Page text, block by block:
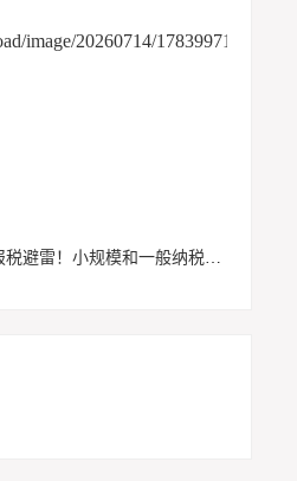
苏州企业报税避雷！小规模和一般纳税人申报差别巨大，搞错容易罚款